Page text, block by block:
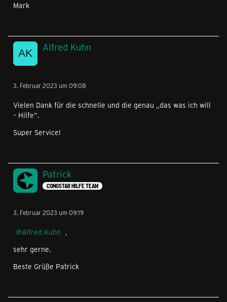
Mark
Alfred Kuhn
3. Februar 2023 um 09:08
Vielen Dank für die schnelle und die genau „das was ich will
– Hilfe“.
Super Service!
Patrick
CONGSTAR HILFE TEAM
3. Februar 2023 um 09:19
Alfred Kuhn ,
sehr gerne.
Beste Grüße Patrick